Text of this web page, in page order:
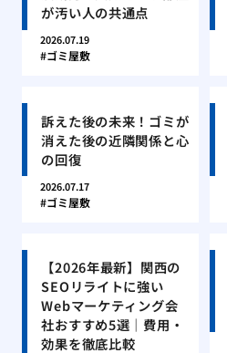
が汚い人の共通点
2026.07.19
ゴミ屋敷
訴えた後の未来！ゴミが
消えた後の近隣関係と心
の回復
2026.07.17
ゴミ屋敷
【2026年最新】関西の
SEOリライトに強い
Webマーケティング会
社おすすめ5選｜費用・
効果を徹底比較